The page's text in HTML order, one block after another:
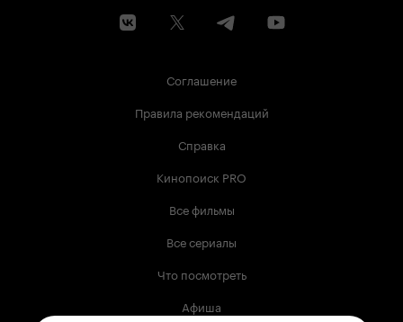
Соглашение
Правила рекомендаций
Справка
Кинопоиск PRO
Все фильмы
Все сериалы
Что посмотреть
Афиша